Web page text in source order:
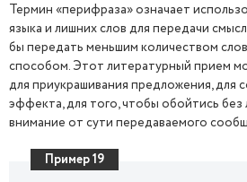
Термин «перифраза» означает
языка и лишних слов для передачи
бы передать меньшим количеством
способом. Этот литературный прием
для приукрашивания предложения, для
эффекта, для того, чтобы обойтись без
внимание от сути передаваемого
Пример 19